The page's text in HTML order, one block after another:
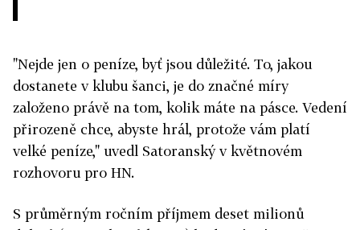
"Nejde jen o peníze, byť jsou důležité. To, jakou
dostanete v klubu šanci, je do značné míry
založeno právě na tom, kolik máte na pásce. Vedení
přirozeně chce, abyste hrál, protože vám platí
velké peníze," uvedl Satoranský v květnovém
rozhovoru pro HN.
S průměrným ročním příjmem deset milionů